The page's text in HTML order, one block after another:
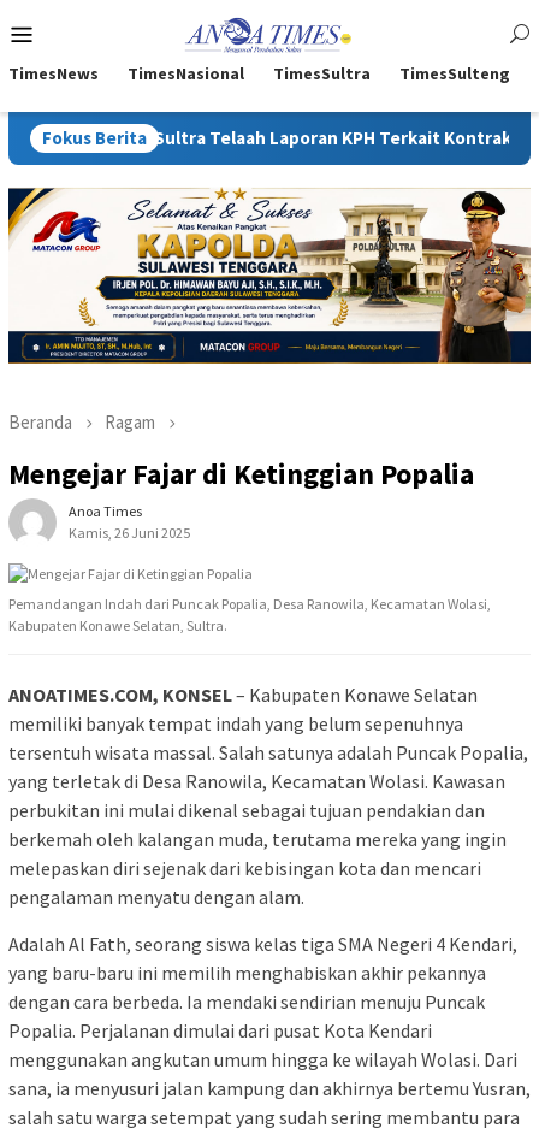
ke
Mobile
TimesNews TimesNasional TimesSultra TimesSulteng
Fokus Berita
Kejati Sultra Telaah Laporan KPH Terkait Kontrak PT Antam
Beranda Ragam
Mengejar Fajar di Ketinggian Popalia
Anoa Times
Kamis, 26 Juni 2025
Pemandangan Indah dari Puncak Popalia, Desa Ranowila, Kecamatan Wolasi,
Kabupaten Konawe Selatan, Sultra.
ANOATIMES.COM, KONSEL– Kabupaten Konawe Selatan
memiliki banyak tempat indah yang belum sepenuhnya
tersentuh wisata massal. Salah satunya adalah Puncak Popalia,
yang terletak di Desa Ranowila, Kecamatan Wolasi. Kawasan
perbukitan ini mulai dikenal sebagai tujuan pendakian dan
berkemah oleh kalangan muda, terutama mereka yang ingin
melepaskan diri sejenak dari kebisingan kota dan mencari
pengalaman menyatu dengan alam.
Adalah Al Fath, seorang siswa kelas tiga SMA Negeri 4 Kendari,
yang baru-baru ini memilih menghabiskan akhir pekannya
dengan cara berbeda. Ia mendaki sendirian menuju Puncak
Popalia. Perjalanan dimulai dari pusat Kota Kendari
menggunakan angkutan umum hingga ke wilayah Wolasi. Dari
sana, ia menyusuri jalan kampung dan akhirnya bertemu Yusran,
salah satu warga setempat yang sudah sering membantu para